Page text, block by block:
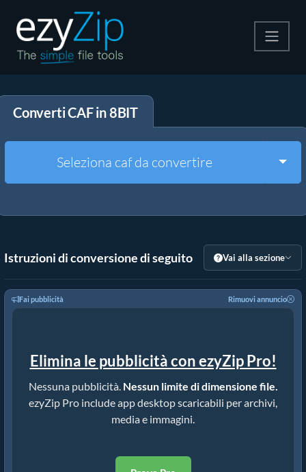
Decomprimi
Altri strumenti
Converti CAF in 8BIT
Seleziona caf da convertire
Istruzioni di conversione di seguito Vai alla sezione
Fai pubblicità Rimuovi annuncio
Elimina le pubblicità con ezyZip Pro!
Nessuna pubblicità. Nessun limite di dimensione file.
ezyZip Pro include app desktop scaricabili per archivi,
media e immagini.